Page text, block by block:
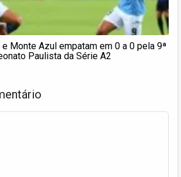
Monte Azul empatam em 0 a 0 pela 9ª
Paulista da Série A2